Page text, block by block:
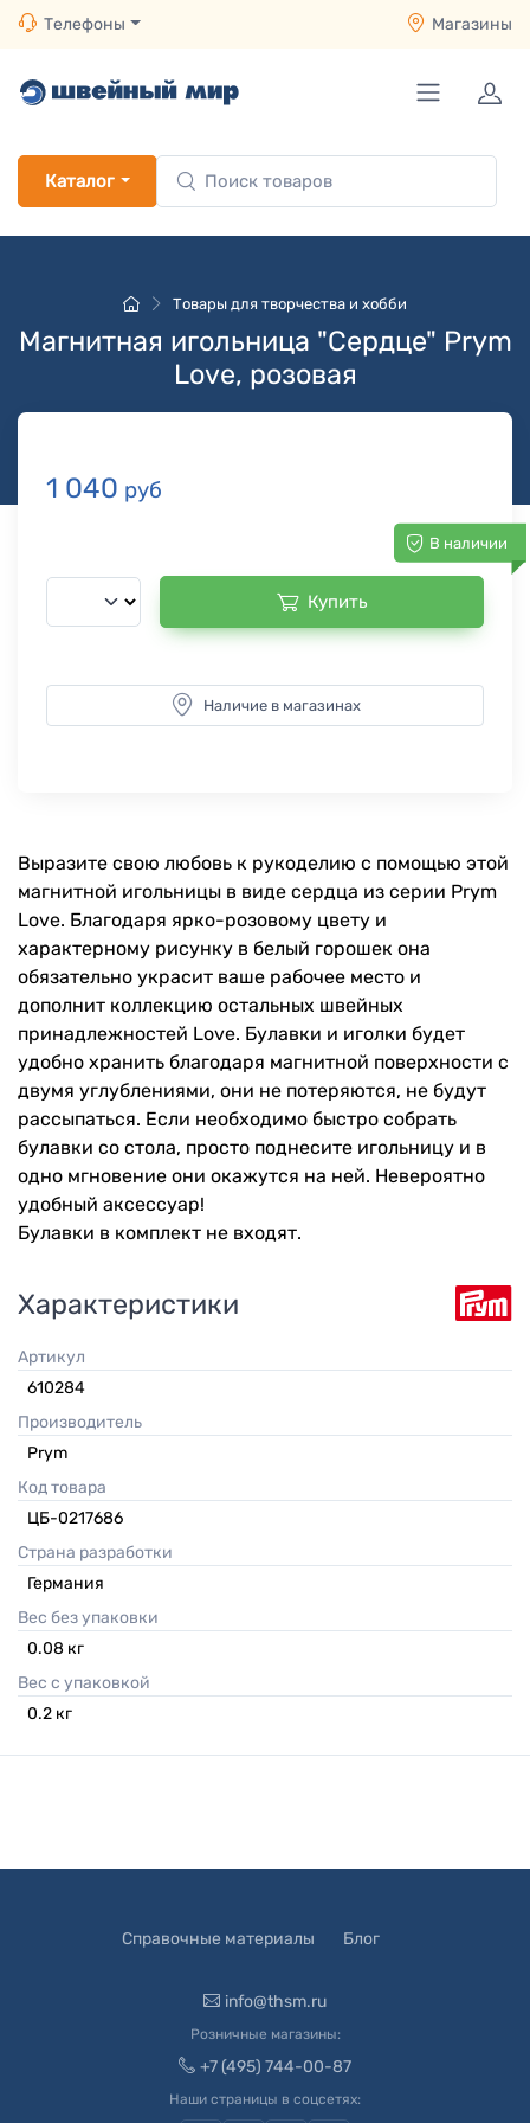
Телефоны Магазины
Каталог
Товары для творчества и хобби
Магнитная игольница "Сердце" Prym
Love, розовая
1 040 руб
В наличии
Купить
Наличие в магазинах
Выразите свою любовь к рукоделию с помощью этой
магнитной игольницы в виде сердца из серии Prym
Love. Благодаря ярко-розовому цвету и
характерному рисунку в белый горошек она
обязательно украсит ваше рабочее место и
дополнит коллекцию остальных швейных
принадлежностей Love. Булавки и иголки будет
удобно хранить благодаря магнитной поверхности с
двумя углублениями, они не потеряются, не будут
рассыпаться. Если необходимо быстро собрать
булавки со стола, просто поднесите игольницу и в
одно мгновение они окажутся на ней. Невероятно
удобный аксессуар!
Булавки в комплект не входят.
Характеристики
Артикул
610284
Производитель
Prym
Код товара
ЦБ-0217686
Страна разработки
Германия
Вес без упаковки
0.08 кг
Вес с упаковкой
0.2 кг
Справочные материалы Блог
info@thsm.ru
Розничные магазины:
+7 (495) 744-00-87
Наши страницы в соцсетях: